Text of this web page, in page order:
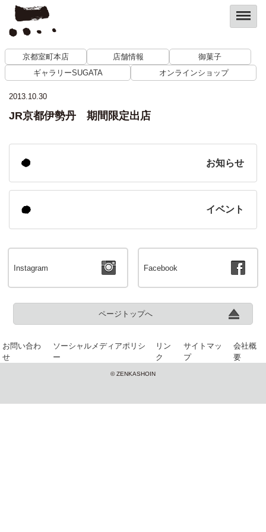
京都室町本店 店舗情報
御菓子
ギャラリーSUGATA
オンラインショップ
2013.10.30
JR京都伊勢丹 期間限定出店
お知らせ
イベント
Instagram Facebook
ページトップへ
お問い合わ
せ
ソーシャルメディアポリシ
ー
リン
ク
サイトマッ
プ
会社概
要
© ZENKASHOIN